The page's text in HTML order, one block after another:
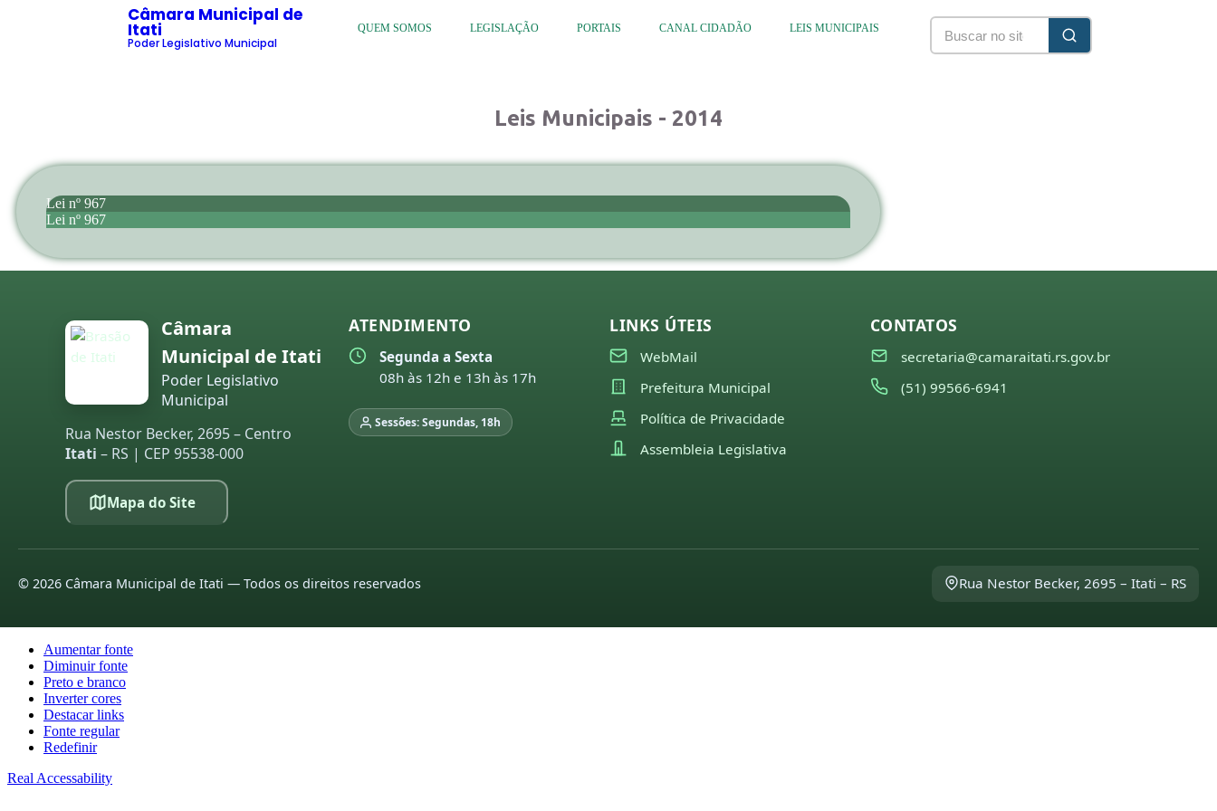
Câmara Municipal de
Itati
Poder Legislativo Municipal
QUEM SOMOS LEGISLAÇÃO PORTAIS CANAL CIDADÃO LEIS MUNICIPAIS
Leis Municipais - 2014
Lei nº 967
Lei nº 967
Câmara
Municipal de Itati
Poder Legislativo
Municipal
Rua Nestor Becker, 2695 – Centro
Itati – RS | CEP 95538-000
Mapa do Site
ATENDIMENTO
Segunda a Sexta
08h às 12h e 13h às 17h
Sessões: Segundas, 18h
LINKS ÚTEIS
WebMail
Prefeitura Municipal
Política de Privacidade
Assembleia Legislativa
CONTATOS
secretaria@camaraitati.rs.gov.br
(51) 99566-6941
© 2026 Câmara Municipal de Itati — Todos os direitos reservados Rua Nestor Becker, 2695 – Itati – RS
Aumentar fonte
Diminuir fonte
Preto e branco
Inverter cores
Destacar links
Fonte regular
Redefinir
Real Accessability